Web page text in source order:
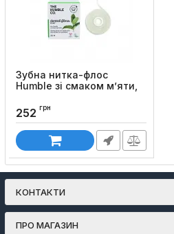
Зубна нитка-флос
Humble зі смаком м’яти,
Код товару:
252 грн
КОНТАКТИ
ПРО МАГАЗИН